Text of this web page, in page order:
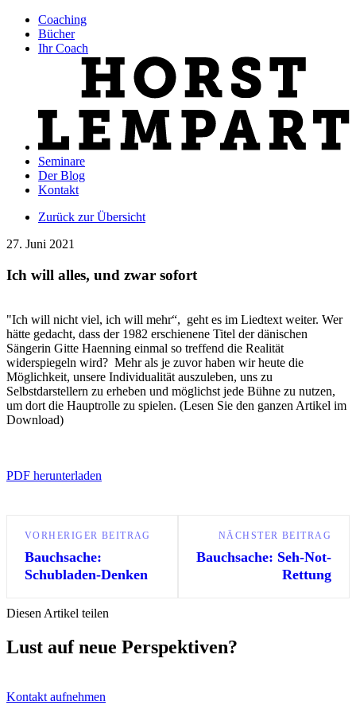
Coaching
Bücher
Ihr Coach
Seminare
Der Blog
Kontakt
Zurück zur Übersicht
27. Juni 2021
Ich will alles, und zwar sofort
"Ich will nicht viel, ich will mehr“, geht es im Liedtext weiter. Wer
hätte gedacht, dass der 1982 erschienene Titel der dänischen
Sängerin Gitte Haenning einmal so treffend die Realität
widerspiegeln wird? Mehr als je zuvor haben wir heute die
Möglichkeit, unsere Individualität auszuleben, uns zu
Selbstdarstellern zu erheben und möglichst jede Bühne zu nutzen,
um dort die Hauptrolle zu spielen. (Lesen Sie den ganzen Artikel im
Download)
PDF herunterladen
VORHERIGER BEITRAG
Bauchsache:
Schubladen-Denken
NÄCHSTER BEITRAG
Bauchsache: Seh-Not-
Rettung
Diesen Artikel teilen
Lust auf neue Perspektiven?
Kontakt aufnehmen